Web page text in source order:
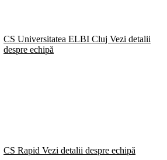
CS Universitatea ELBI Cluj Vezi detalii
despre echipă
CS Rapid Vezi detalii despre echipă